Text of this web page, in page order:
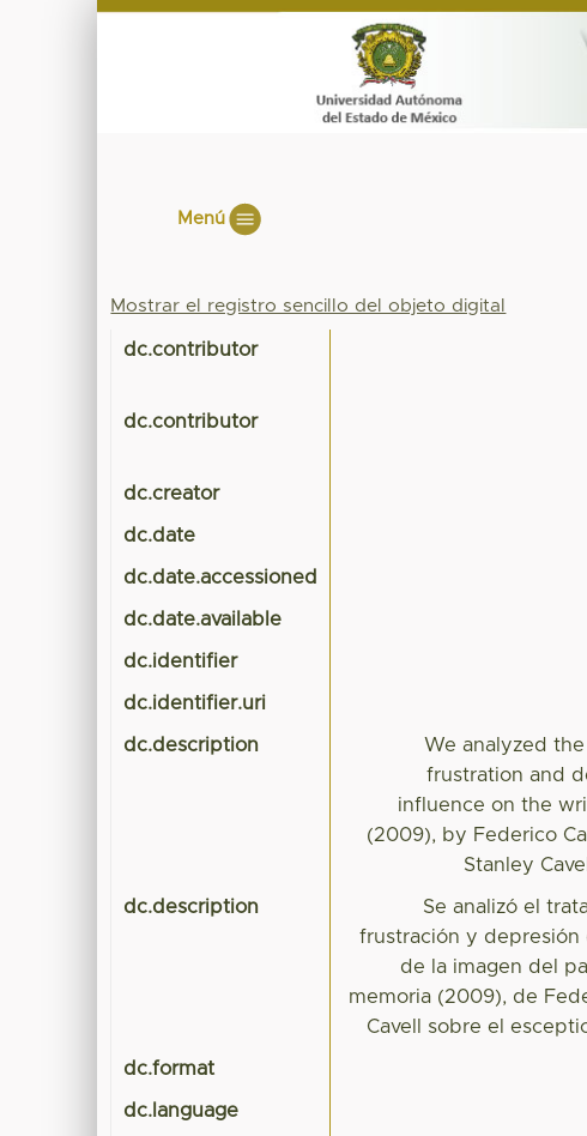
Menú
Mostrar el registro sencillo del objeto digital
dc.contributor
dc.contributor
dc.creator
dc.date
dc.date.accessioned
dc.date.available
dc.identifier
dc.identifier.uri
dc.description
We analyzed
frustration and
influence on the
(2009), by Federico
Stanley
dc.description
Se analizó el
frustración y depresión
de la imagen del
memoria (2009), de
Cavell sobre el
dc.format
dc.language